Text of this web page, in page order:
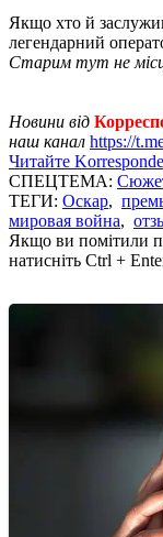
Якщо хто й
легендарний
Старим тут не
Новини від
наш канал https://
Читайте
СПЕЦТЕМА:
ТЕГИ: Оскар,
мировая война,
Якщо ви помітили
натисніть Ctrl +